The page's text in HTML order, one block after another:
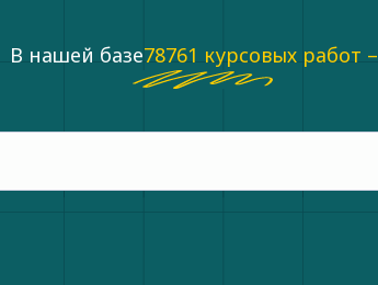
В нашей базе78761 курсовых работ –